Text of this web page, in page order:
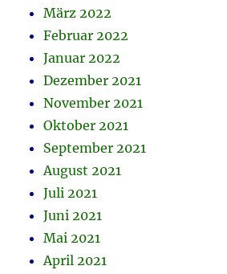
März 2022
Februar 2022
Januar 2022
Dezember 2021
November 2021
Oktober 2021
September 2021
August 2021
Juli 2021
Juni 2021
Mai 2021
April 2021